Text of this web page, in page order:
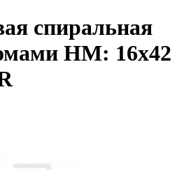
спиральная
HM: 16x42